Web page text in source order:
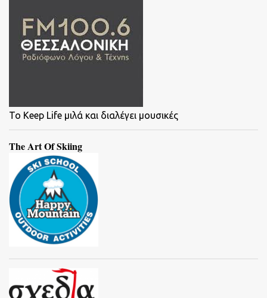
To Keep Life μιλά και διαλέγει μουσικές
The Art Of Skiing